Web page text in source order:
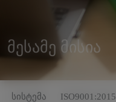
მესამე მისია
სისტემა ISO9001:2015